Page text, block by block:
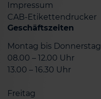
Impressum
CAB-Etikettendrucker
Geschäftszeiten
Montag bis Donnerstag
08.00 – 12.00 Uhr
13.00 – 16.30 Uhr
Freitag